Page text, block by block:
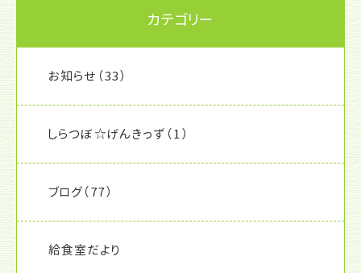
カテゴリー
お知らせ （33）
しらつぼ☆げんきっず （1）
ブログ（77）
給食室だより